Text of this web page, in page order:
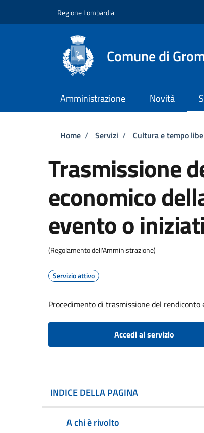
Regione Lombardia
Comune di
Amministrazione Novità
Briciole di pane
Home / Servizi / Cultura e tempo
Trasmissione
economico
evento o
(Regolamento dell'Amministrazione)
Servizio attivo
Procedimento di trasmissione del
Accedi al servizio
INDICE DELLA PAGINA
A chi è rivolto